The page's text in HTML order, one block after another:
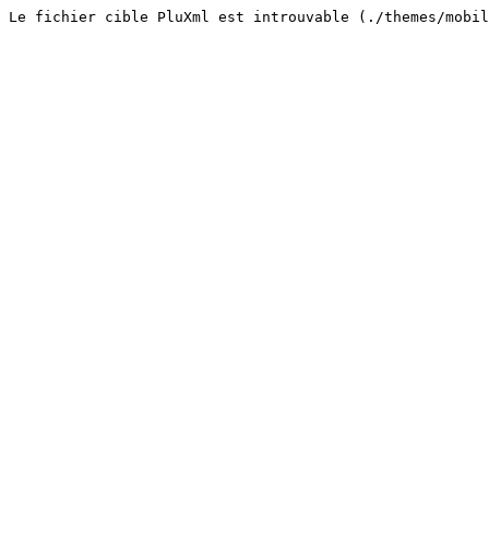
Le fichier cible PluXml est introuvable (./themes/